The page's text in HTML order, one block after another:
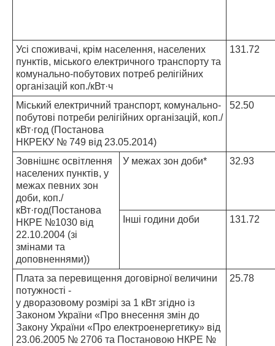
Усі споживачі, крім населення, населених
пунктів, міського електричного транспорту та
комунально-побутових потреб релігійних
організацій коп./кВт·ч
131.72
Міський електричний транспорт, комунально-
побутові потреби релігійних організацій, коп./
кВт·год (Постанова
НКРЕКУ № 749 від 23.05.2014)
52.50
Зовнішнє освітлення
населених пунктів, у
межах певних зон
доби, коп./
кВт·год(Постанова
НКРЕ №1030 від
22.10.2004 (зі
змінами та
доповненнями))
У межах зон доби* 32.93
Інші години доби 131.72
Плата за перевищення договірної величини
потужності -
у дворазовому розмірі за 1 кВт згідно із
Законом України «Про внесення змін до
Закону України «Про електроенергетику» від
23.06.2005 № 2706 та Постановою НКРЕ №
25.78